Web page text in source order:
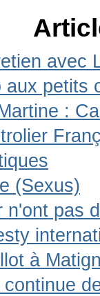
avec
aux petits
:
(Sexus)
n'ont pas
à